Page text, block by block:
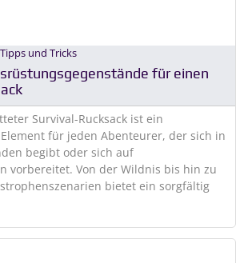
Tipps und Tricks
für einen
Survival-Rucksack ist ein
für jeden Abenteurer, der sich in
begibt oder sich auf
vorbereitet. Von der Wildnis bis hin zu
bietet ein sorgfältig